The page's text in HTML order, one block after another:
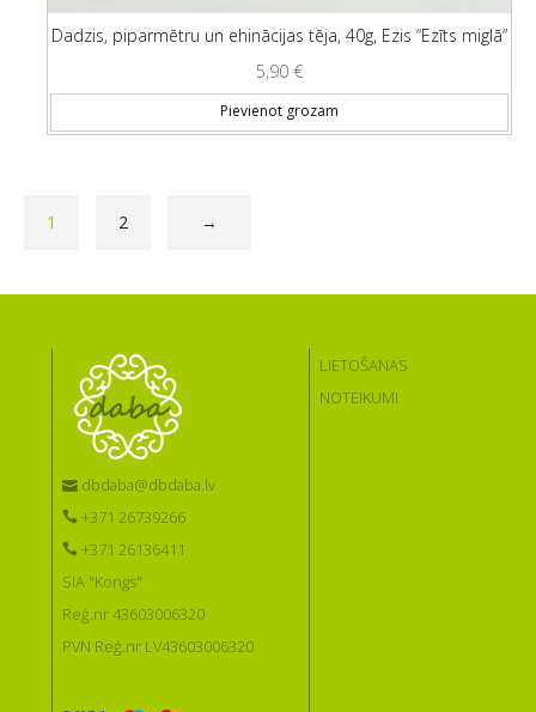
Dadzis, piparmētru un ehinācijas tēja, 40g, Ezis “Ezīts miglā”
5,90 €
Pievienot grozam
1 2 →
dbdaba@dbdaba.lv
+371 26739266
+371 26136411
SIA "Kongs"
Reģ.nr 43603006320
PVN Reģ.nr LV43603006320
LIETOŠANAS
NOTEIKUMI